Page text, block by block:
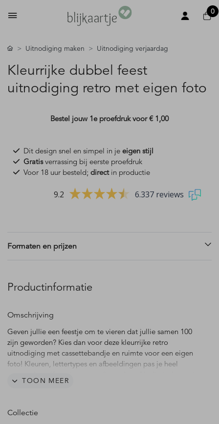
0
Uitnodiging maken Uitnodiging verjaardag
Kleurrijke dubbel feest
uitnodiging retro met eigen foto
Bestel jouw 1e proefdruk voor€ 1,00
Dit design snel en simpel in je eigen stijl
Gratisverrassing bij eerste proefdruk
Voor 18 uur besteld; directin productie
9.2 6.337 reviews
Formaten en prijzen
Productinformatie
Omschrijving
Geven jullie een feestje om te vieren dat jullie samen 100
zijn geworden? Kies dan voor deze kleurrijke retro
uitnodiging met cassettebandje en ruimte voor een eigen
foto! Kleuren, lettertypes en afbeeldingen pas je heel
stijl uit voor jullie knalfeest!
TOON MEER
Collectie